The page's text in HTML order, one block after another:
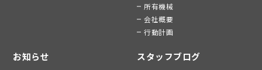
所有機械
会社概要
行動計画
お知らせ
スタッフブログ